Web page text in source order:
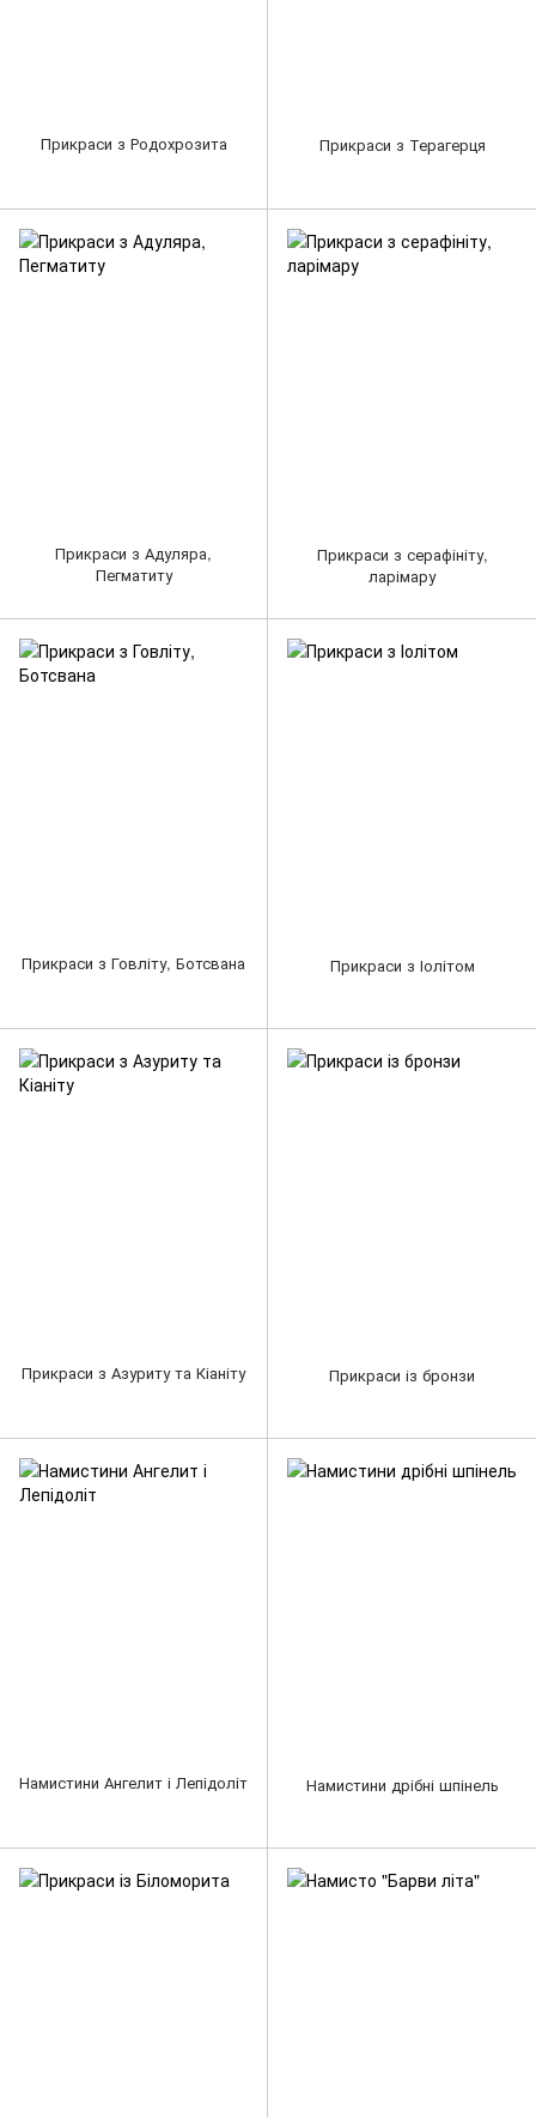
Прикраси з Родохрозита Прикраси з Терагерця
Прикраси з Адуляра,
Пегматиту
Прикраси з серафініту,
ларімару
Прикраси з Говліту, Ботсвана Прикраси з Іолітом
Прикраси з Азуриту та Кіаніту Прикраси із бронзи
Намистини Ангелит і Лепідоліт Намистини дрібні шпінель